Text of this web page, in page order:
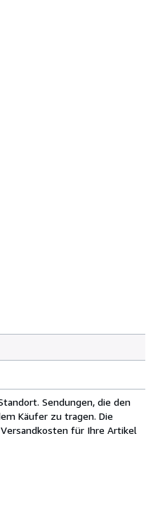
Sendungen, die den
Käufer zu tragen. Die
für Ihre Artikel